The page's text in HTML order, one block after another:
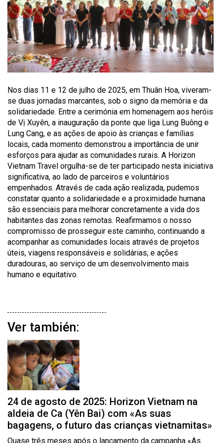
Nos dias 11 e 12 de julho de 2025, em Thuân Hoa, viveram-
se duas jornadas marcantes, sob o signo da memória e da
solidariedade. Entre a cerimónia em homenagem aos heróis
de Vị Xuyên, a inauguração da ponte que liga Lung Buông e
Lung Cang, e as ações de apoio às crianças e famílias
locais, cada momento demonstrou a importância de unir
esforços para ajudar as comunidades rurais. A Horizon
Vietnam Travel orgulha-se de ter participado nesta iniciativa
significativa, ao lado de parceiros e voluntários
empenhados. Através de cada ação realizada, pudemos
constatar quanto a solidariedade e a proximidade humana
são essenciais para melhorar concretamente a vida dos
habitantes das zonas remotas. Reafirmamos o nosso
compromisso de prosseguir este caminho, continuando a
acompanhar as comunidades locais através de projetos
úteis, viagens responsáveis e solidárias, e ações
duradouras, ao serviço de um desenvolvimento mais
humano e equitativo.
Ver también:
24 de agosto de 2025: Horizon Vietnam na
aldeia de Ca (Yên Bai) com «As suas
bagagens, o futuro das crianças vietnamitas»
Quase três meses após o lançamento da campanha «As